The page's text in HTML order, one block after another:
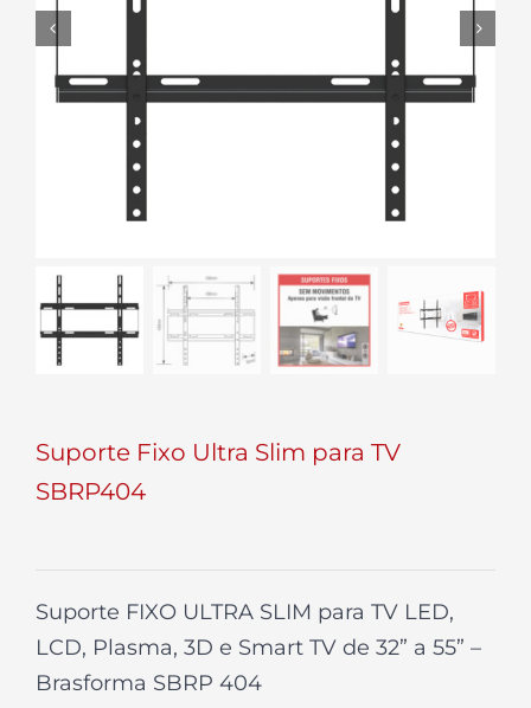
 
Suporte Fixo Ultra Slim para TV
SBRP404
Suporte FIXO ULTRA SLIM para TV LED,
LCD, Plasma, 3D e Smart TV de 32” a 55” –
Brasforma SBRP 404